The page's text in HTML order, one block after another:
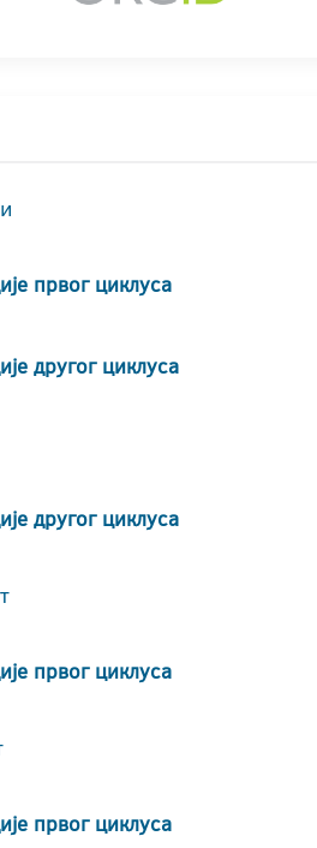
првог циклуса
другог циклуса
другог циклуса
првог циклуса
првог циклуса